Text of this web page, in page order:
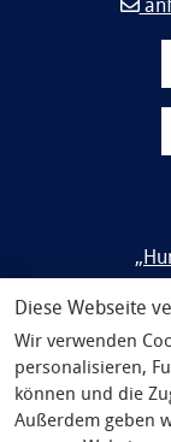
Diese Webseite
Wir verwenden
personalisieren,
können und die
Außerdem geben